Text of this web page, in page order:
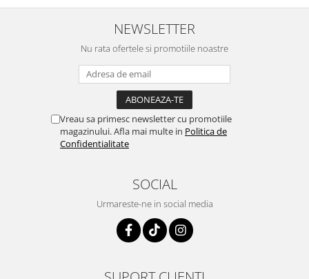
NEWSLETTER
Nu rata ofertele si promotiile noastre
Vreau sa primesc newsletter cu promotiile
magazinului. Afla mai multe in Politica de
Confidentialitate
SOCIAL
Urmareste-ne in social media